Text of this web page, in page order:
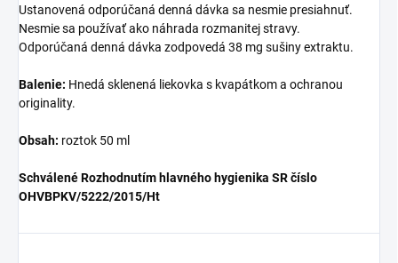
Ustanovená odporúčaná denná dávka sa nesmie presiahnuť.
Nesmie sa používať ako náhrada rozmanitej stravy.
Odporúčaná denná dávka zodpovedá 38 mg sušiny extraktu.
Balenie: Hnedá sklenená liekovka s kvapátkom a ochranou
originality.
Obsah: roztok 50 ml
Schválené Rozhodnutím hlavného hygienika SR číslo
OHVBPKV/5222/2015/Ht